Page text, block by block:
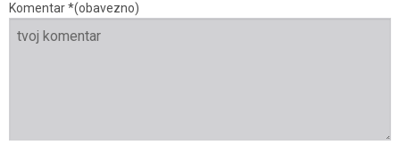
Komentar *(obavezno)